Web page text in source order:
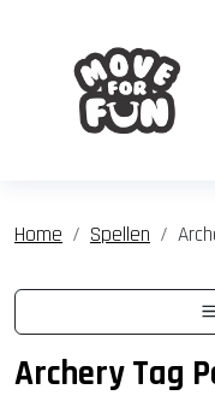
Home Spellen
Archery Tag